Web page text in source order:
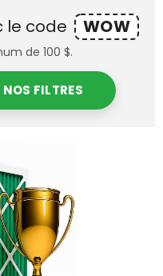
le code WOW
de 100 $.
FILTRES